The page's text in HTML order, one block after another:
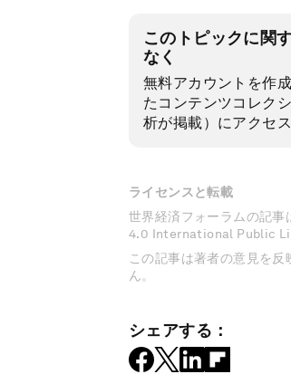
このトピックに関
なく
無料アカウントを作
たコンテンツコレク
析が掲載）にアクセ
ライセンスと転載
世界経済フォーラムの記
4.0 International Public
この記事は著者の意見を
ん。
シェアする：